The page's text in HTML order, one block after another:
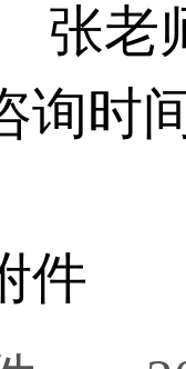
张老
询时
件